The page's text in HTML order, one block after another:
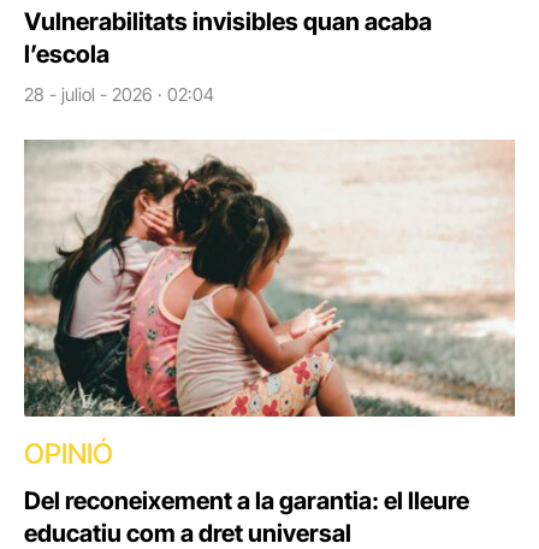
Vulnerabilitats invisibles quan acaba
l’escola
28 - juliol - 2026 · 02:04
OPINIÓ
Del reconeixement a la garantia: el lleure
educatiu com a dret universal